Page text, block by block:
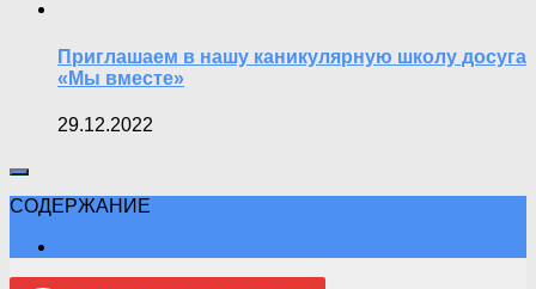
Приглашаем в нашу каникулярную школу досуга
«Мы вместе»
29.12.2022
СОДЕРЖАНИЕ